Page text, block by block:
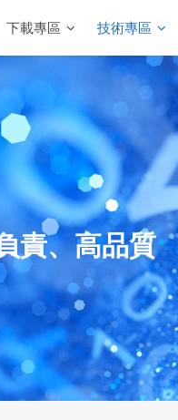
下載專區 技術專區
責、高品質